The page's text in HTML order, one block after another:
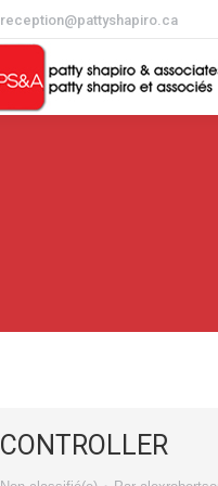
reception@pattyshapiro.ca
CONTROLLER